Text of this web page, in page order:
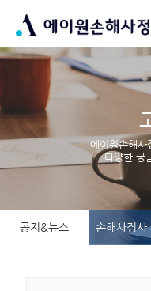
에이원손해사
다양한 궁
공지&뉴스 손해사정사